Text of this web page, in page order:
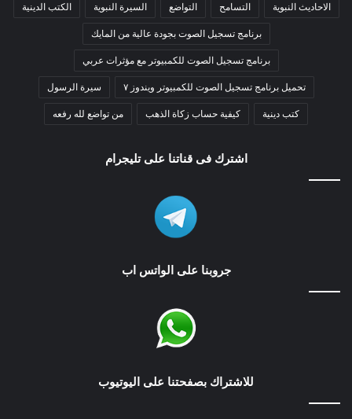
الاحاديث النبوية التسامح التواضع السيرة النبوية الكتب الدينية
برنامج تسجيل الصوت بجودة عالية من المايك
برنامج تسجيل الصوت للكمبيوتر مع مؤثرات عربي
تحميل برنامج تسجيل الصوت للكمبيوتر ويندوز ٧ سيرة الرسول
كتب دينية كيفية حساب زكاة الذهب من تواضع لله رفعه
اشترك فى قناتنا على تليجرام
جروبنا على الواتس اب
للاشتراك بصفحتنا على اليوتيوب